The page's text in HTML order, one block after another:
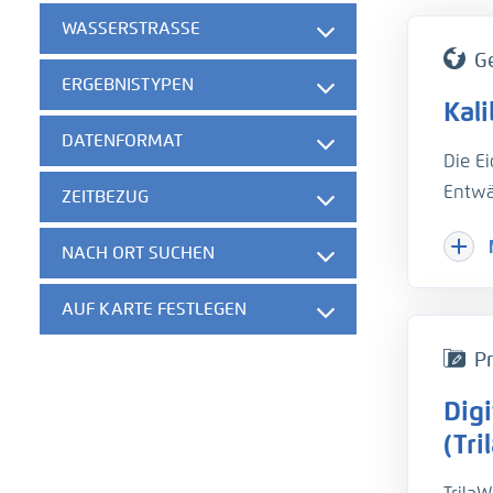
WASSERSTRASSE
ERGEBNISTYPEN
DATENFORMAT
ZEITBEZUG
NACH ORT SUCHEN
AUF KARTE FESTLEGEN
Die
der
die
Um